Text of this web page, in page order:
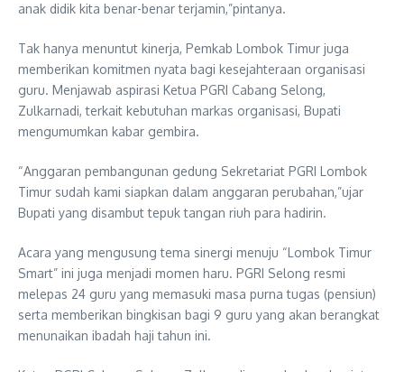
anak didik kita benar-benar terjamin,”pintanya.
Tak hanya menuntut kinerja, Pemkab Lombok Timur juga
memberikan komitmen nyata bagi kesejahteraan organisasi
guru. Menjawab aspirasi Ketua PGRI Cabang Selong,
Zulkarnadi, terkait kebutuhan markas organisasi, Bupati
mengumumkan kabar gembira.
“Anggaran pembangunan gedung Sekretariat PGRI Lombok
Timur sudah kami siapkan dalam anggaran perubahan,”ujar
Bupati yang disambut tepuk tangan riuh para hadirin.
Acara yang mengusung tema sinergi menuju “Lombok Timur
Smart” ini juga menjadi momen haru. PGRI Selong resmi
melepas 24 guru yang memasuki masa purna tugas (pensiun)
serta memberikan bingkisan bagi 9 guru yang akan berangkat
menunaikan ibadah haji tahun ini.